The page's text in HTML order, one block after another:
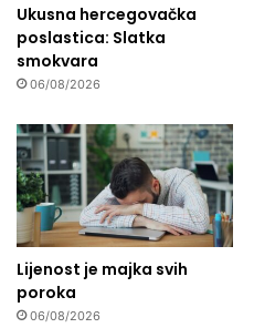
Ukusna hercegovačka
poslastica: Slatka
smokvara
06/08/2026
Lijenost je majka svih
poroka
06/08/2026